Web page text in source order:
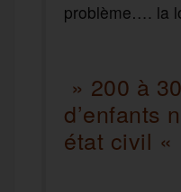
problème…. la
» 200 à
d’enfants
état civil «